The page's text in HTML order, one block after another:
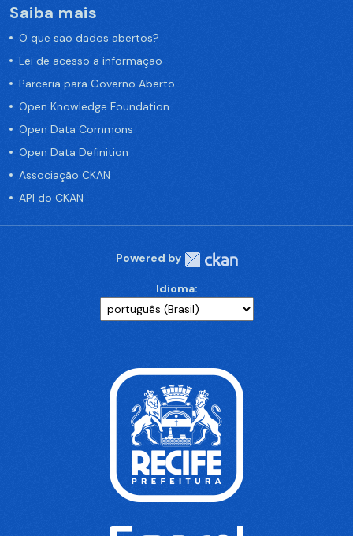
Saiba mais
O que são dados abertos?
Lei de acesso a informação
Parceria para Governo Aberto
Open Knowledge Foundation
Open Data Commons
Open Data Definition
Associação CKAN
API do CKAN
Powered by
Idioma